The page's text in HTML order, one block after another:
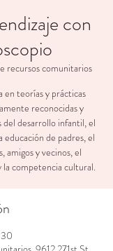
con
recursos comunitarios
en teorías y prácticas
reconocidas y
del desarrollo infantil, el
de padres, el
amigos y vecinos, el
competencia cultural.